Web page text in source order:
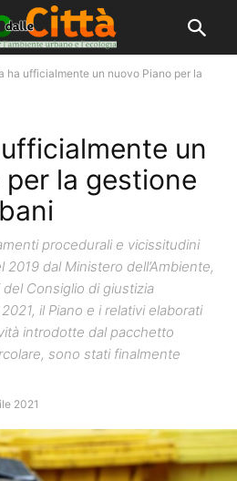
ha ufficialmente un nuovo Piano per la
un
per la gestione
procedurali e vicissitudini
dal Ministero dell’Ambiente,
Consiglio di giustizia
il Piano e i relativi elaborati
introdotte dal pacchetto
sono stati finalmente
2021